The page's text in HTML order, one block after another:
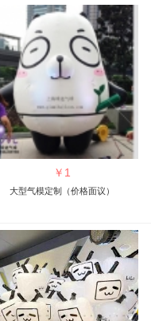
￥ 1
大型气模定制（价格面议）